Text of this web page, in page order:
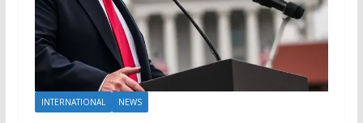
INTERNATIONAL NEWS